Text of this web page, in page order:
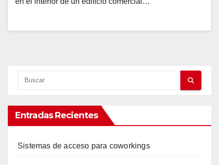
Entradas Recientes
Sistemas de acceso para coworkings